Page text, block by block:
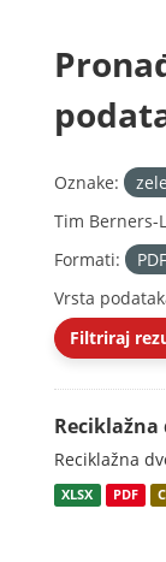
Oznake:
Tim Berners-
Formati:
PDF
Vrsta
Filtriraj
Reciklažna
XLSX PDF